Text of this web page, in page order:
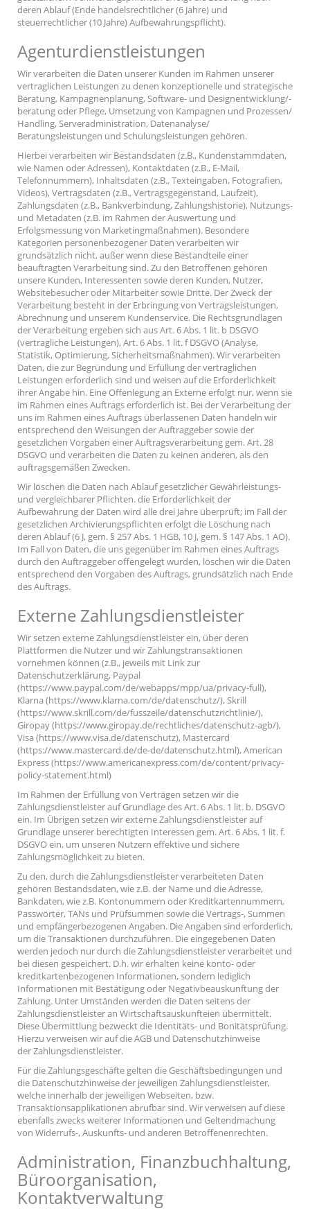
deren Ablauf (Ende handelsrechtlicher (6 Jahre) und
steuerrechtlicher (10 Jahre) Aufbewahrungspflicht).
Agenturdienstleistungen
Wir verarbeiten die Daten unserer Kunden im Rahmen unserer
vertraglichen Leistungen zu denen konzeptionelle und strategische
Beratung, Kampagnenplanung, Software- und Designentwicklung/-
beratung oder Pflege, Umsetzung von Kampagnen und Prozessen/
Handling, Serveradministration, Datenanalyse/
Beratungsleistungen und Schulungsleistungen gehören.
Hierbei verarbeiten wir Bestandsdaten (z.B., Kundenstammdaten,
wie Namen oder Adressen), Kontaktdaten (z.B., E-Mail,
Telefonnummern), Inhaltsdaten (z.B., Texteingaben, Fotografien,
Videos), Vertragsdaten (z.B., Vertragsgegenstand, Laufzeit),
Zahlungsdaten (z.B., Bankverbindung, Zahlungshistorie), Nutzungs-
und Metadaten (z.B. im Rahmen der Auswertung und
Erfolgsmessung von Marketingmaßnahmen). Besondere
Kategorien personenbezogener Daten verarbeiten wir
grundsätzlich nicht, außer wenn diese Bestandteile einer
beauftragten Verarbeitung sind. Zu den Betroffenen gehören
unsere Kunden, Interessenten sowie deren Kunden, Nutzer,
Websitebesucher oder Mitarbeiter sowie Dritte. Der Zweck der
Verarbeitung besteht in der Erbringung von Vertragsleistungen,
Abrechnung und unserem Kundenservice. Die Rechtsgrundlagen
der Verarbeitung ergeben sich aus Art. 6 Abs. 1 lit. b DSGVO
(vertragliche Leistungen), Art. 6 Abs. 1 lit. f DSGVO (Analyse,
Statistik, Optimierung, Sicherheitsmaßnahmen). Wir verarbeiten
Daten, die zur Begründung und Erfüllung der vertraglichen
Leistungen erforderlich sind und weisen auf die Erforderlichkeit
ihrer Angabe hin. Eine Offenlegung an Externe erfolgt nur, wenn sie
im Rahmen eines Auftrags erforderlich ist. Bei der Verarbeitung der
uns im Rahmen eines Auftrags überlassenen Daten handeln wir
entsprechend den Weisungen der Auftraggeber sowie der
gesetzlichen Vorgaben einer Auftragsverarbeitung gem. Art. 28
DSGVO und verarbeiten die Daten zu keinen anderen, als den
auftragsgemäßen Zwecken.
Wir löschen die Daten nach Ablauf gesetzlicher Gewährleistungs-
und vergleichbarer Pflichten. die Erforderlichkeit der
Aufbewahrung der Daten wird alle drei Jahre überprüft; im Fall der
gesetzlichen Archivierungspflichten erfolgt die Löschung nach
deren Ablauf (6 J, gem. § 257 Abs. 1 HGB, 10 J, gem. § 147 Abs. 1 AO).
Im Fall von Daten, die uns gegenüber im Rahmen eines Auftrags
durch den Auftraggeber offengelegt wurden, löschen wir die Daten
entsprechend den Vorgaben des Auftrags, grundsätzlich nach Ende
des Auftrags.
Externe Zahlungsdienstleister
Wir setzen externe Zahlungsdienstleister ein, über deren
Plattformen die Nutzer und wir Zahlungstransaktionen
vornehmen können (z.B., jeweils mit Link zur
Datenschutzerklärung, Paypal
(https://www.paypal.com/de/webapps/mpp/ua/privacy-full),
Klarna (https://www.klarna.com/de/datenschutz/), Skrill
(https://www.skrill.com/de/fusszeile/datenschutzrichtlinie/),
Giropay (https://www.giropay.de/rechtliches/datenschutz-agb/),
Visa (https://www.visa.de/datenschutz), Mastercard
(https://www.mastercard.de/de-de/datenschutz.html), American
Express (https://www.americanexpress.com/de/content/privacy-
policy-statement.html)
Im Rahmen der Erfüllung von Verträgen setzen wir die
Zahlungsdienstleister auf Grundlage des Art. 6 Abs. 1 lit. b. DSGVO
ein. Im Übrigen setzen wir externe Zahlungsdienstleister auf
Grundlage unserer berechtigten Interessen gem. Art. 6 Abs. 1 lit. f.
DSGVO ein, um unseren Nutzern effektive und sichere
Zahlungsmöglichkeit zu bieten.
Zu den, durch die Zahlungsdienstleister verarbeiteten Daten
gehören Bestandsdaten, wie z.B. der Name und die Adresse,
Bankdaten, wie z.B. Kontonummern oder Kreditkartennummern,
Passwörter, TANs und Prüfsummen sowie die Vertrags-, Summen
und empfängerbezogenen Angaben. Die Angaben sind erforderlich,
um die Transaktionen durchzuführen. Die eingegebenen Daten
werden jedoch nur durch die Zahlungsdienstleister verarbeitet und
bei diesen gespeichert. D.h. wir erhalten keine konto- oder
kreditkartenbezogenen Informationen, sondern lediglich
Informationen mit Bestätigung oder Negativbeauskunftung der
Zahlung. Unter Umständen werden die Daten seitens der
Zahlungsdienstleister an Wirtschaftsauskunfteien übermittelt.
Diese Übermittlung bezweckt die Identitäts- und Bonitätsprüfung.
Hierzu verweisen wir auf die AGB und Datenschutzhinweise
der Zahlungsdienstleister.
Für die Zahlungsgeschäfte gelten die Geschäftsbedingungen und
die Datenschutzhinweise der jeweiligen Zahlungsdienstleister,
welche innerhalb der jeweiligen Webseiten, bzw.
Transaktionsapplikationen abrufbar sind. Wir verweisen auf diese
ebenfalls zwecks weiterer Informationen und Geltendmachung
von Widerrufs-, Auskunfts- und anderen Betroffenenrechten.
Administration, Finanzbuchhaltung,
Büroorganisation,
Kontaktverwaltung